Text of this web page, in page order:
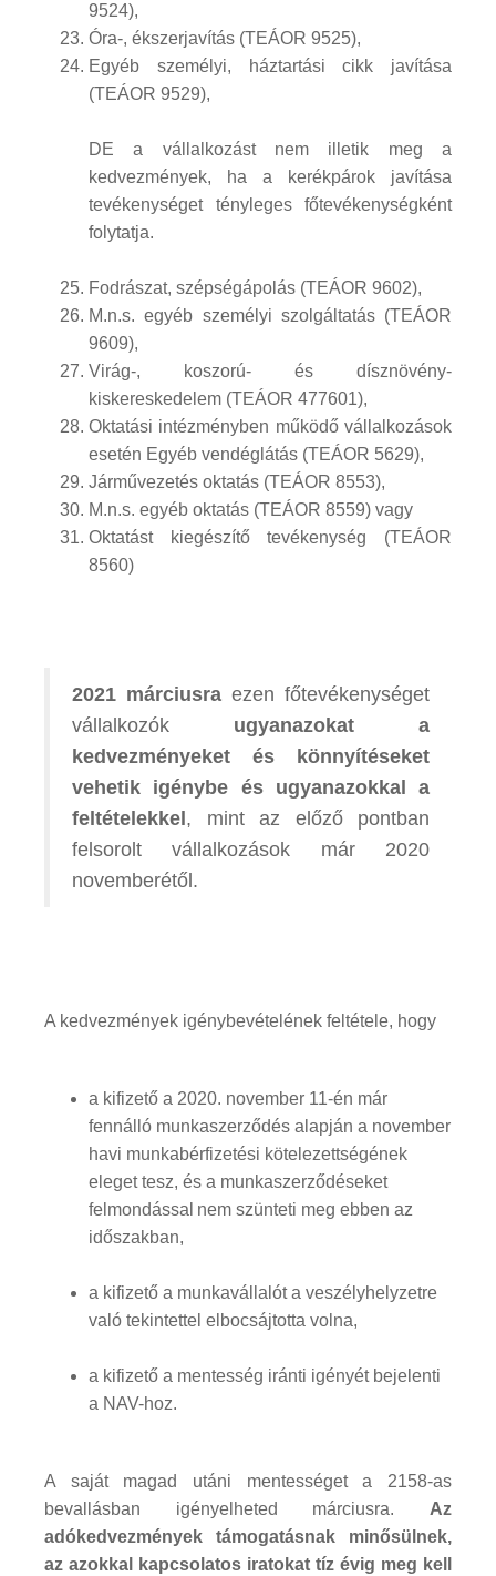
9524),
Óra-, ékszerjavítás (TEÁOR 9525),
Egyéb személyi, háztartási cikk javítása
(TEÁOR 9529),
DE a vállalkozást nem illetik meg a
kedvezmények, ha a kerékpárok javítása
tevékenységet tényleges főtevékenységként
folytatja.
Fodrászat, szépségápolás (TEÁOR 9602),
M.n.s. egyéb személyi szolgáltatás (TEÁOR
9609),
Virág-, koszorú- és dísznövény-
kiskereskedelem (TEÁOR 477601),
Oktatási intézményben működő vállalkozások
esetén Egyéb vendéglátás (TEÁOR 5629),
Járművezetés oktatás (TEÁOR 8553),
M.n.s. egyéb oktatás (TEÁOR 8559) vagy
Oktatást kiegészítő tevékenység (TEÁOR
8560)
2021 márciusra ezen főtevékenységet
vállalkozók ugyanazokat a
kedvezményeket és könnyítéseket
vehetik igénybe és ugyanazokkal a
feltételekkel , mint az előző pontban
felsorolt vállalkozások már 2020
novemberétől.
A kedvezmények igénybevételének feltétele, hogy
a kifizető a 2020. november 11-én már
fennálló munkaszerződés alapján a november
havi munkabérfizetési kötelezettségének
eleget tesz, és a munkaszerződéseket
felmondással nem szünteti meg ebben az
időszakban,
a kifizető a munkavállalót a veszélyhelyzetre
való tekintettel elbocsájtotta volna,
a kifizető a mentesség iránti igényét bejelenti
a NAV-hoz.
A saját magad utáni mentességet a 2158-as
bevallásban igényelheted márciusra. Az
adókedvezmények támogatásnak minősülnek,
az azokkal kapcsolatos iratokat tíz évig meg kell